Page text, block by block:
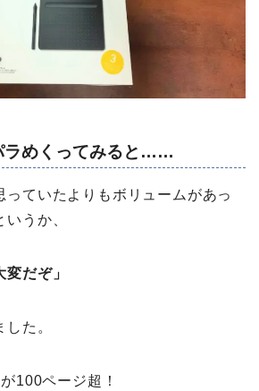
ラめくってみると……
っていたよりもボリュームがあっ
うか、
変だぞ」
た。
100ページ超！